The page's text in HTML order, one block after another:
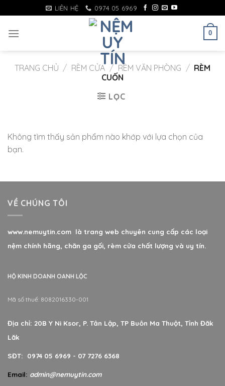
to
content
LIÊN HỆ 0974 05 6969
0
TRANG CHỦ / RÈM CỬA / RÈM VĂN PHÒNG / RÈM
CUỐN
LỌC
Không tìm thấy sản phẩm nào khớp với lựa chọn của
bạn.
VỀ CHÚNG TÔI
www.nemuytin.com là trang web chuyên cung cấp các loại
nệm chính hãng, chăn ga gối, rèm cửa chất lượng và uy tín.
HỘ KINH DOANH OANH LỘC
Mã số thuế: 8082016330-001
Địa chỉ: 20B Y Ni Ksor, P. Tân Lập, TP Buôn Ma Thuột, Tỉnh Đăk
Lăk
SĐT: 0974 05 6969 - 07 7276 6368
Email: admin@nemuytin.com